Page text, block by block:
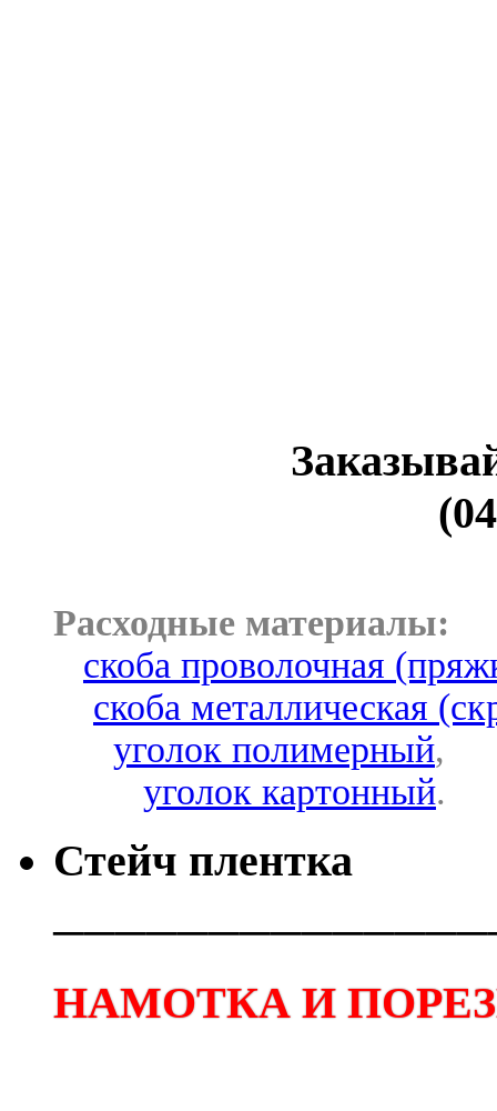
Расходные материалы:
скоба проволочная
скоба металлическая
уголок полимерный,
уголок картонный.
Стейч плентка
НАМОТКА И